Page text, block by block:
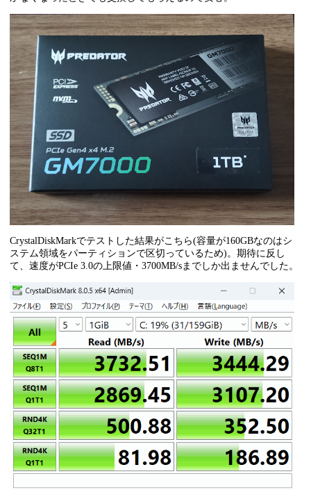
CrystalDiskMarkでテストした結果がこちら(容量が160GBなのはシ
ステム領域をパーティションで区切っているため)。期待に反し
て、速度がPCIe 3.0の上限値・3700MB/sまでしか出ませんでした。